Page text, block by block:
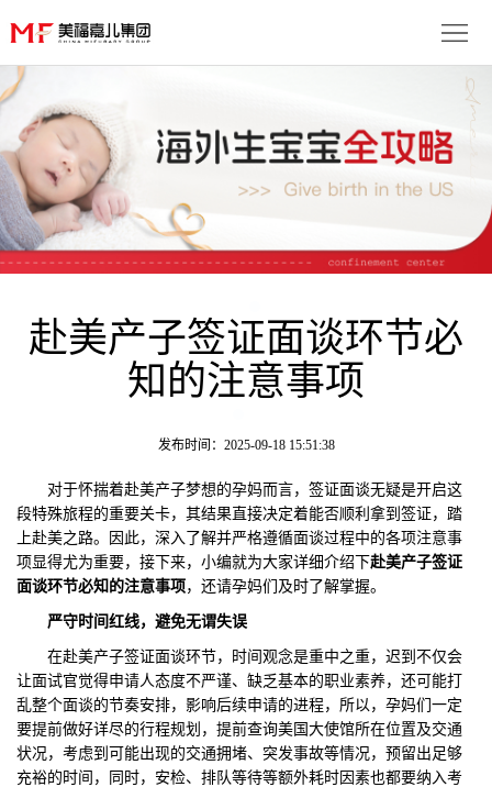
子
优
势
服
务
流
月
子
成
估
市
合
赴美产子签证面谈环节必
知的注意事项
发布时间：2025-09-18 15:51:38
对于怀揣着赴美产子梦想的孕妈而言，签证面谈无疑是开启这
段特殊旅程的重要关卡，其结果直接决定着能否顺利拿到签证，踏
上赴美之路。因此，深入了解并严格遵循面谈过程中的各项注意事
项显得尤为重要，接下来，小编就为大家详细介绍下赴美产子签证
面谈环节必知的注意事项，还请孕妈们及时了解掌握。
严守时间红线，避免无谓失误
在赴美产子签证面谈环节，时间观念是重中之重，迟到不仅会
让面试官觉得申请人态度不严谨、缺乏基本的职业素养，还可能打
乱整个面谈的节奏安排，影响后续申请的进程，所以，孕妈们一定
要提前做好详尽的行程规划，提前查询美国大使馆所在位置及交通
状况，考虑到可能出现的交通拥堵、突发事故等情况，预留出足够
充裕的时间，同时，安检、排队等待等额外耗时因素也都要纳入考